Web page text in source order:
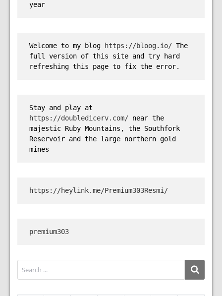
year
Welcome to my blog https://bloog.io/ The
full version of this site and try hard
refreshing this page to fix the error.
https://doubledicerv.com/ near the
majestic Ruby Mountains, the Southfork
Reservoir and the large northern gold
mines
https://heylink.me/Premium303Resmi/
premium303